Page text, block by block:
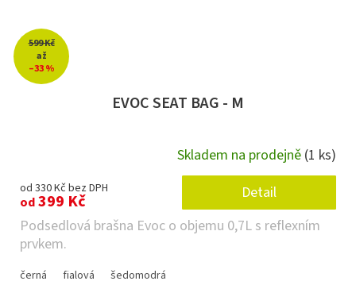
599 Kč
až
–33 %
EVOC SEAT BAG - M
Skladem na prodejně (1 ks)
od 330 Kč bez DPH
od399 Kč
Detail
Podsedlová brašna Evoc o objemu 0,7L s reflexním
prvkem.
černá fialová šedomodrá